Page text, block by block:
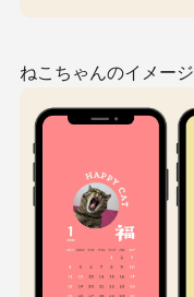
ねこちゃんのイメージ